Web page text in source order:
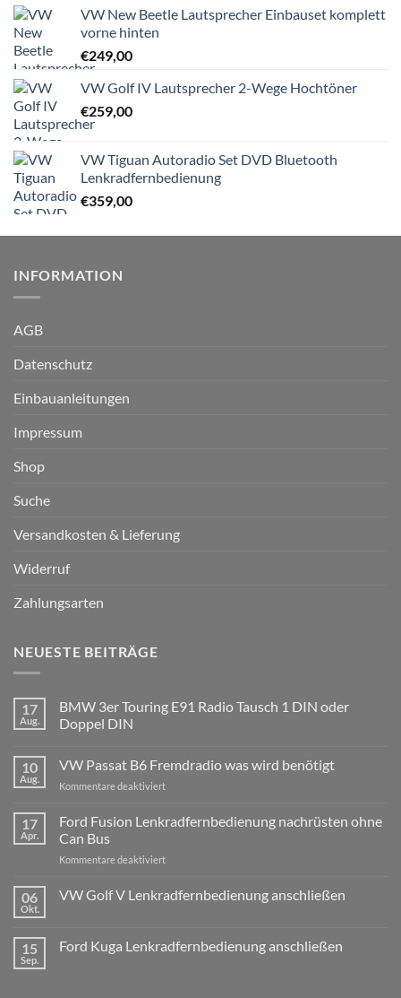
VW New Beetle Lautsprecher Einbauset komplett
vorne hinten
€249,00
VW Golf IV Lautsprecher 2-Wege Hochtöner
€259,00
VW Tiguan Autoradio Set DVD Bluetooth
Lenkradfernbedienung
€359,00
INFORMATION
AGB
Datenschutz
Einbauanleitungen
Impressum
Shop
Suche
Versandkosten & Lieferung
Widerruf
Zahlungsarten
NEUESTE BEITRÄGE
17
Aug.
BMW 3er Touring E91 Radio Tausch 1 DIN oder
Doppel DIN
zu
3er
Radio
Tausch
1
DIN
DIN
10
Aug.
VW Passat B6 Fremdradio was wird benötigt
Kommentare deaktiviertfür
Passat
was
benötigt
17
Apr.
Ford Fusion Lenkradfernbedienung nachrüsten ohne
Can Bus
Kommentare deaktiviertfür
Fusion
Lenkradfernbedienung
Can
06
Okt.
VW Golf V Lenkradfernbedienung anschließen
VW
15
Sep.
Ford Kuga Lenkradfernbedienung anschließen